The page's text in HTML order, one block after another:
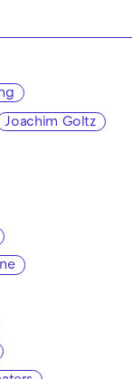
Joachim Goltz